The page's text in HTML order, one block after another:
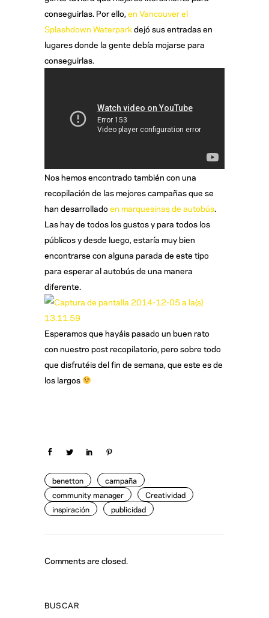
conseguirlas. Por ello,en Vancouver el
Splashdown Waterparkdejó sus entradas en
lugares donde la gente debía mojarse para
conseguirlas.
Nos hemos encontrado también con una
recopilación de las mejores campañas que se
han desarrollado en marquesinas de autobús
Las hay de todos los gustos y para todos los
públicos y desde luego, estaría muy bien
encontrarse con alguna parada de este tipo
para esperar al autobús de una manera
diferente.
Esperamos que hayáis pasado un buen rato
con nuestro post recopilatorio, pero sobre todo
que disfrutéis del fin de semana, que este es de
los largos
benetton
campaña
community manager
Creatividad
inspiración
publicidad
Comments are closed.
BUSCAR